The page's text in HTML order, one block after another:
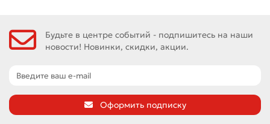
Будьте в центре событий - подпишитесь на наши
новости! Новинки, скидки, акции.
Оформить подписку